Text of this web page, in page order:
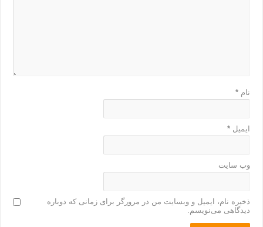
نام*
ایمیل*
وب‌ سایت
ذخیره نام، ایمیل و وبسایت من در مرورگر برای زمانی که دوباره
دیدگاهی می‌نویسم.